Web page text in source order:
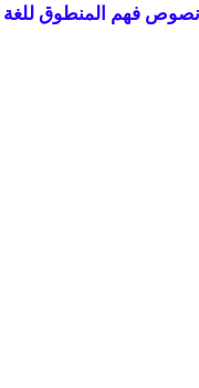
فهم المنطوق للغة